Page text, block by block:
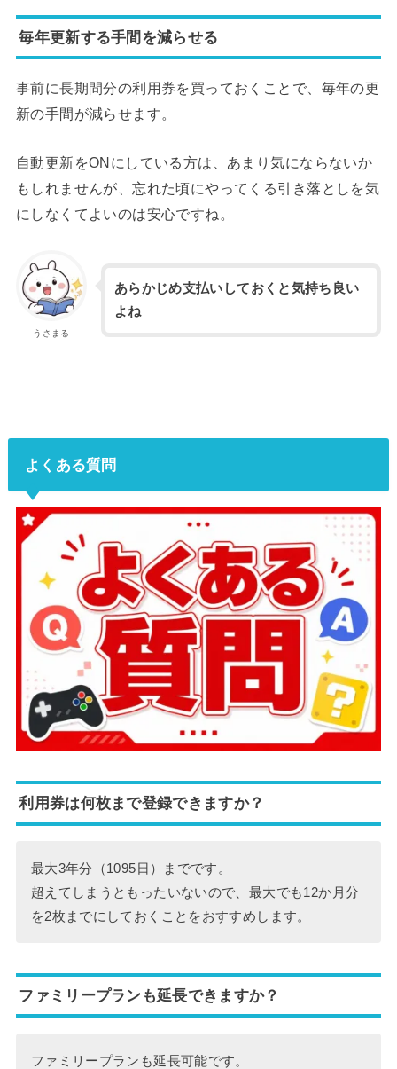
毎年更新する手間を減らせる
事前に長期間分の利用券を買っておくことで、毎年の更
新の手間が減らせます。
自動更新をONにしている方は、あまり気にならないか
もしれませんが、忘れた頃にやってくる引き落としを気
にしなくてよいのは安心ですね。
うさまる
あらかじめ支払いしておくと気持ち良い
よね
よくある質問
利用券は何枚まで登録できますか？
最大3年分（1095日）までです。
超えてしまうともったいないので、最大でも12か月分
を2枚までにしておくことをおすすめします。
ファミリープランも延長できますか？
ファミリープランも延長可能です。